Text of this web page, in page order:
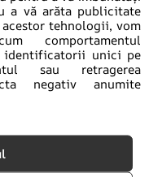
a vă arăta publicitate
acestor tehnologii, vom
comportamentul
identificatorii unici pe
sau retragerea
negativ anumite
de Monstera
lei